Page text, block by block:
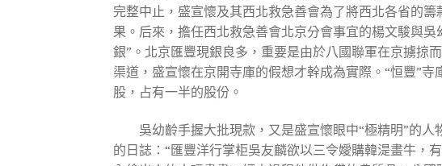
完整中止，盛宣懷及其西北救急善會為了將西北各省的
果。后來，擔任西北救急善會北京分會事宜的楊文駿與
銀”。北京匯豐現銀良多，重要是由於八國聯軍在京擄掠
渠道，盛宣懷在京開寺庫的假想才幹成為實際。“恒豐”
股，占有一半的股份。
吳幼齡手握大批現款，又是盛宣懷眼中“極精明”的
的日誌：“匯豐洋行掌柜吳友麟欲以三令嬡購韓湜畫牛，